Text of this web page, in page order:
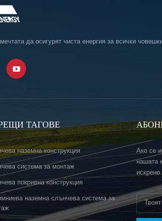
да осигурят чиста енергия за всички
ТАГОВЕ
наземна конструкция
система за монтаж
покривна конструкция
наземна слънчева система за
Ако се
нашата